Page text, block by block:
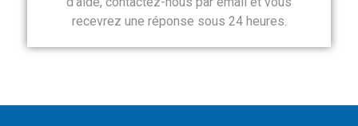
recevrez une réponse sous 24 heures.